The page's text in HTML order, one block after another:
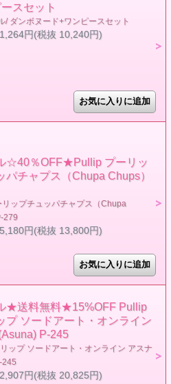
スセット
/ ダンボヌード+ワンピースセット
円(税抜 10,240円)
☆40％OFF★Pullip プーリッ
パチャプス（Chupa Chups）
リップチュッパチャプス（Chupa
279
円(税抜 13,800円)
★送料無料★15%OFF Pullip
プ ソードアート・オンライン
P-245
ップ ソードアート・オンライン アスナ
245
円(税抜 20,825円)